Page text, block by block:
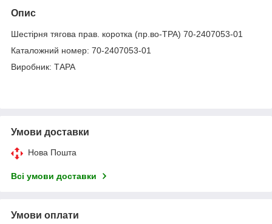
Опис
Шестірня тягова прав. коротка (пр.во-ТРА) 70-2407053-01
Каталожний номер: 70-2407053-01
Виробник: ТАРА
Умови доставки
Нова Пошта
Всі умови доставки
Умови оплати